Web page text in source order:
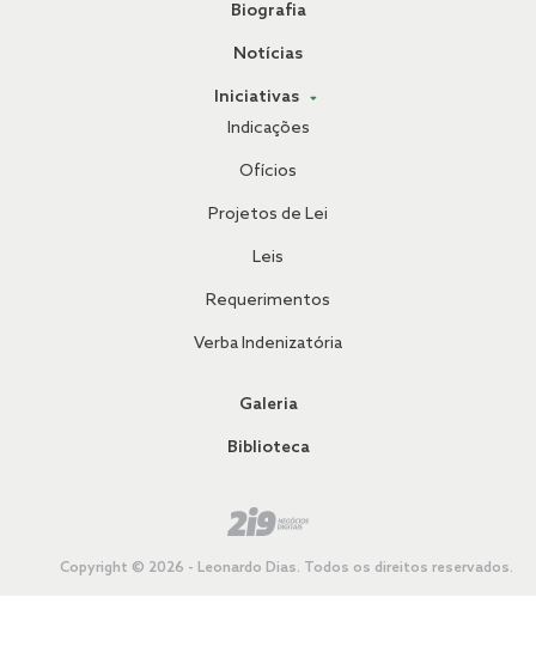
Biografia
Notícias
Iniciativas
Indicações
Ofícios
Projetos de Lei
Leis
Requerimentos
Verba Indenizatória
Galeria
Biblioteca
Copyright © 2026 - Leonardo Dias. Todos os direitos reservados.